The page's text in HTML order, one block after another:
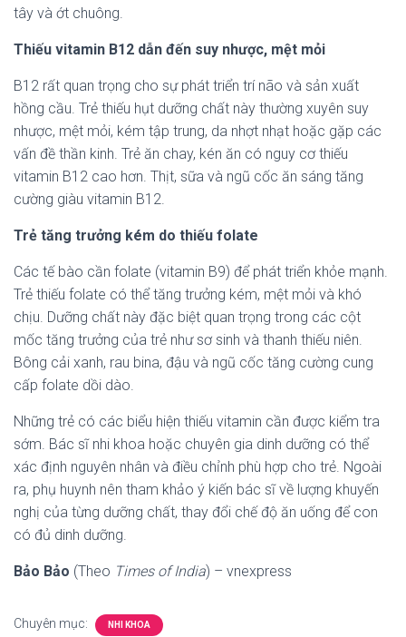
tây và ớt chuông.
Thiếu vitamin B12 dẫn đến suy nhược, mệt mỏi
B12 rất quan trọng cho sự phát triển trí não và sản xuất
hồng cầu. Trẻ thiếu hụt dưỡng chất này thường xuyên suy
nhược, mệt mỏi, kém tập trung, da nhợt nhạt hoặc gặp các
vấn đề thần kinh. Trẻ ăn chay, kén ăn có nguy cơ thiếu
vitamin B12 cao hơn. Thịt, sữa và ngũ cốc ăn sáng tăng
cường giàu vitamin B12.
Trẻ tăng trưởng kém do thiếu folate
Các tế bào cần folate (vitamin B9) để phát triển khỏe mạnh.
Trẻ thiếu folate có thể tăng trưởng kém, mệt mỏi và khó
chịu. Dưỡng chất này đặc biệt quan trọng trong các cột
mốc tăng trưởng của trẻ như sơ sinh và thanh thiếu niên.
Bông cải xanh, rau bina, đậu và ngũ cốc tăng cường cung
cấp folate dồi dào.
Những trẻ có các biểu hiện thiếu vitamin cần được kiểm tra
sớm. Bác sĩ nhi khoa hoặc chuyên gia dinh dưỡng có thể
xác định nguyên nhân và điều chỉnh phù hợp cho trẻ. Ngoài
ra, phụ huynh nên tham khảo ý kiến bác sĩ về lượng khuyến
nghị của từng dưỡng chất, thay đổi chế độ ăn uống để con
có đủ dinh dưỡng.
Bảo Bảo (Theo Times of India) – vnexpress
Chuyên mục: NHI KHOA